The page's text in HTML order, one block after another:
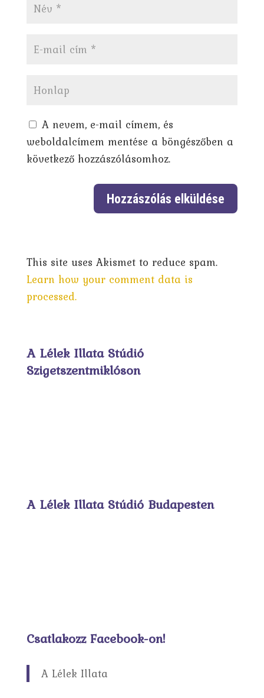
A nevem, e-mail címem, és
weboldalcímem mentése a böngészőben a
következő hozzászólásomhoz.
This site uses Akismet to reduce spam.
Learn how your comment data is
processed.
A Lélek Illata Stúdió
Szigetszentmiklóson
A Lélek Illata Stúdió Budapesten
Csatlakozz Facebook-on!
A Lélek Illata